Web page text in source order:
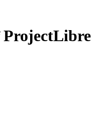
ProjectLibre